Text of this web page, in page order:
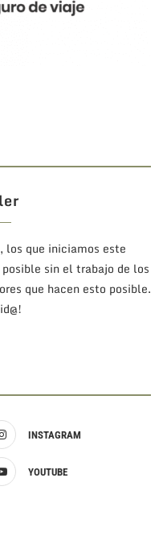
los que iniciamos este
sin el trabajo de los
que hacen esto posible.
INSTAGRAM
YOUTUBE